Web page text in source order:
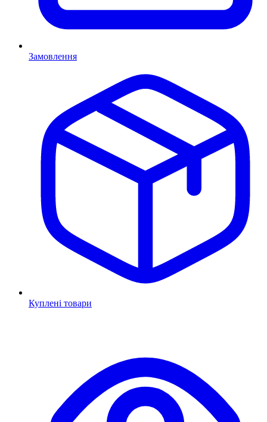
Замовлення
Куплені товари